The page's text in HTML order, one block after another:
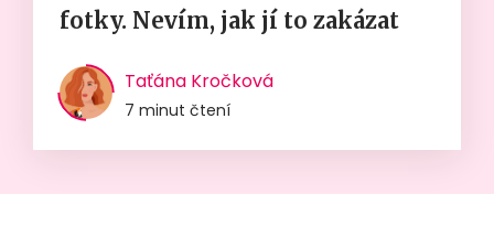
fotky. Nevím, jak jí to zakázat
Taťána Kročková
7 minut čtení